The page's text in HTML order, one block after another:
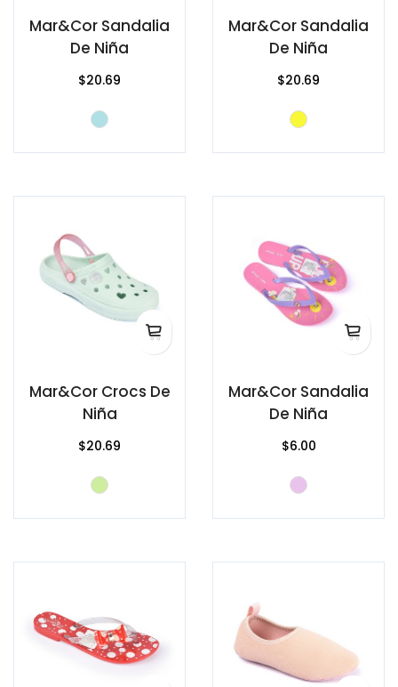
Mar&Cor Sandalia
De Niña
$20.69
Mar&Cor Sandalia
De Niña
$20.69
Mar&Cor Crocs De
Niña
$20.69
Mar&Cor Sandalia
De Niña
$6.00